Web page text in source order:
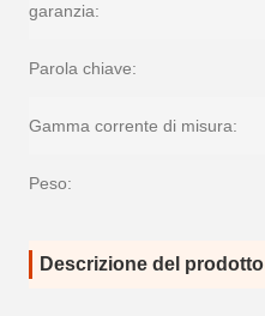
garanzia:
Parola chiave:
Gamma corrente di misura:
Peso:
Descrizione del prodotto